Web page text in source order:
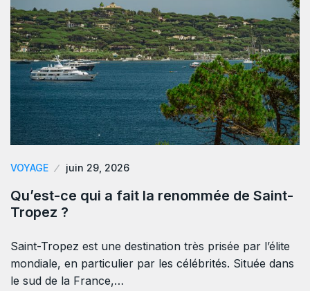
VOYAGE juin 29, 2026
Qu’est-ce qui a fait la renommée de Saint-
Tropez ?
Saint-Tropez est une destination très prisée par l’élite
mondiale, en particulier par les célébrités. Située dans
le sud de la France,…